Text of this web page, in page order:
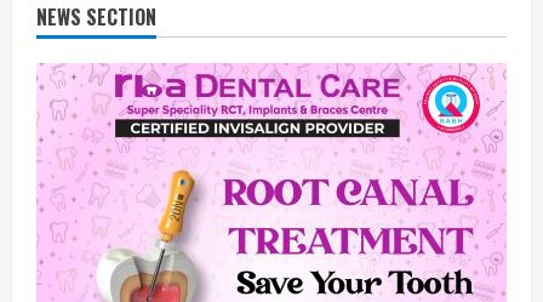
NEWS SECTION